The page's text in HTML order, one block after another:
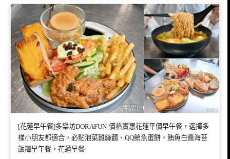
[花蓮早午餐]多樂坊DORAFUN-價格實惠花蓮平價早午餐，選擇多
樣小朋友都適合，必點泡菜雞絲麵、QQ鮪魚蛋餅，鮪魚白醬海苔
飯糰早午餐，花蓮早餐